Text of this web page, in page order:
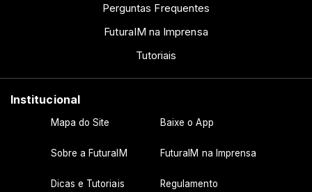
Perguntas Frequentes
FuturaIM na Imprensa
Tutoriais
Institucional
Mapa do Site Baixe o App
Sobre a FuturaIM FuturaIM na Imprensa
Dicas e Tutoriais Regulamento